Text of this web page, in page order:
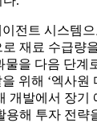
전트 시스템
재료 수급량
물을 다음 단계
위해 ‘엑사원
개발에서 장기
용해 투자 전략